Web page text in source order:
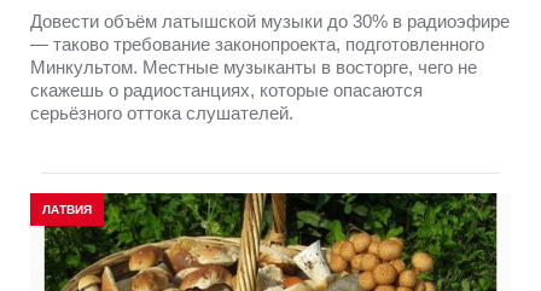
Довести объём латышской музыки до 30% в радиоэфире
— таково требование законопроекта, подготовленного
Минкультом. Местные музыканты в восторге, чего не
скажешь о радиостанциях, которые опасаются
серьёзного оттока слушателей.
ЛАТВИЯ